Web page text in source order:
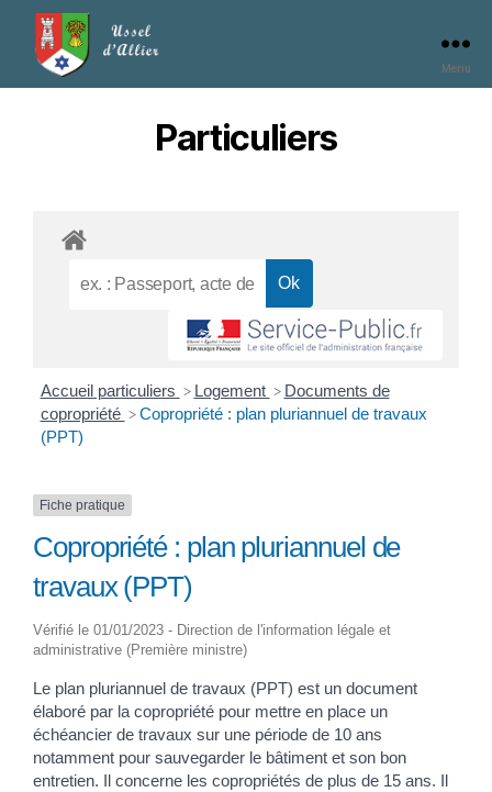
Menu
Particuliers
Accueil particuliers > Logement > Documents de
copropriété > Copropriété : plan pluriannuel de travaux
(PPT)
Fiche pratique
Copropriété : plan pluriannuel de
travaux (PPT)
Vérifié le 01/01/2023 - Direction de l'information légale et
administrative (Première ministre)
Le plan pluriannuel de travaux (PPT) est un document
élaboré par la copropriété pour mettre en place un
échéancier de travaux sur une période de 10 ans
notamment pour sauvegarder le bâtiment et son bon
entretien. Il concerne les copropriétés de plus de 15 ans. Il